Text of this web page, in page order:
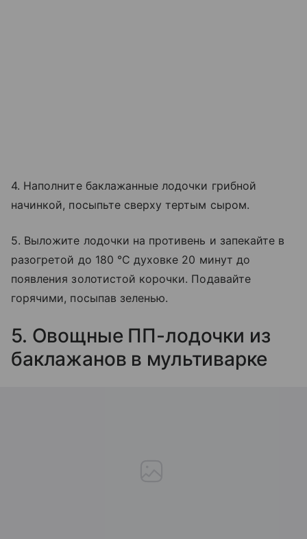
4. Наполните баклажанные лодочки грибной
начинкой, посыпьте сверху тертым сыром.
5. Выложите лодочки на противень и запекайте в
разогретой до 180 °C духовке 20 минут до
появления золотистой корочки. Подавайте
горячими, посыпав зеленью.
5. Овощные ПП-лодочки из
баклажанов в мультиварке